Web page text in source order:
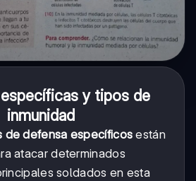
y tipos de
inmunidad
de defensa específicos están
atacar determinados
soldados en esta